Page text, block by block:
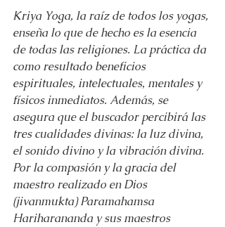
Kriya Yoga, la raíz de todos los yogas,
enseña lo que de hecho es la esencia
de todas las religiones. La práctica da
como resultado beneficios
espirituales, intelectuales, mentales y
físicos inmediatos. Además, se
asegura que el buscador percibirá las
tres cualidades divinas: la luz divina,
el sonido divino y la vibración divina.
Por la compasión y la gracia del
maestro realizado en Dios
(jivanmukta) Paramahamsa
Hariharananda y sus maestros